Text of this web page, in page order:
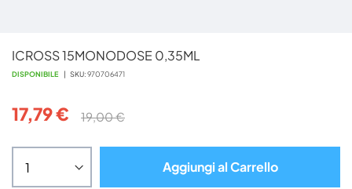
ICROSS 15MONODOSE 0,35ML
DISPONIBILE SKU 970706471
17,79 € 19,00 €
Aggiungi al Carrello
all'inizio
della
immagini